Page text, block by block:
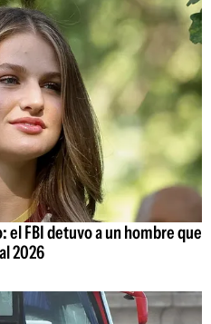
el FBI detuvo a un hombre que
2026